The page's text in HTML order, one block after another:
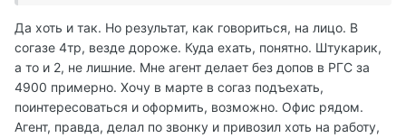
Да хоть и так. Но результат, как говориться, на лицо. В
согазе 4тр, везде дороже. Куда ехать, понятно. Штукарик,
а то и 2, не лишние. Мне агент делает без допов в РГС за
4900 примерно. Хочу в марте в согаз подъехать,
поинтересоваться и оформить, возможно. Офис рядом.
Агент, правда, делал по звонку и привозил хоть на работу,